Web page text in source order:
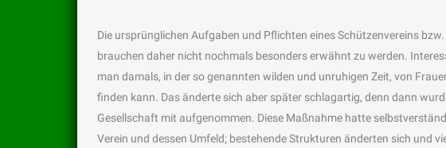
Die ursprünglichen Aufgaben und Pflichten eines Schützenvereins
brauchen daher nicht nochmals besonders erwähnt zu werden.
man damals, in der so genannten wilden und unruhigen Zeit, von
finden kann. Das änderte sich aber später schlagartig, denn dann
Gesellschaft mit aufgenommen. Diese Maßnahme hatte
Verein und dessen Umfeld; bestehende Strukturen änderten sich und